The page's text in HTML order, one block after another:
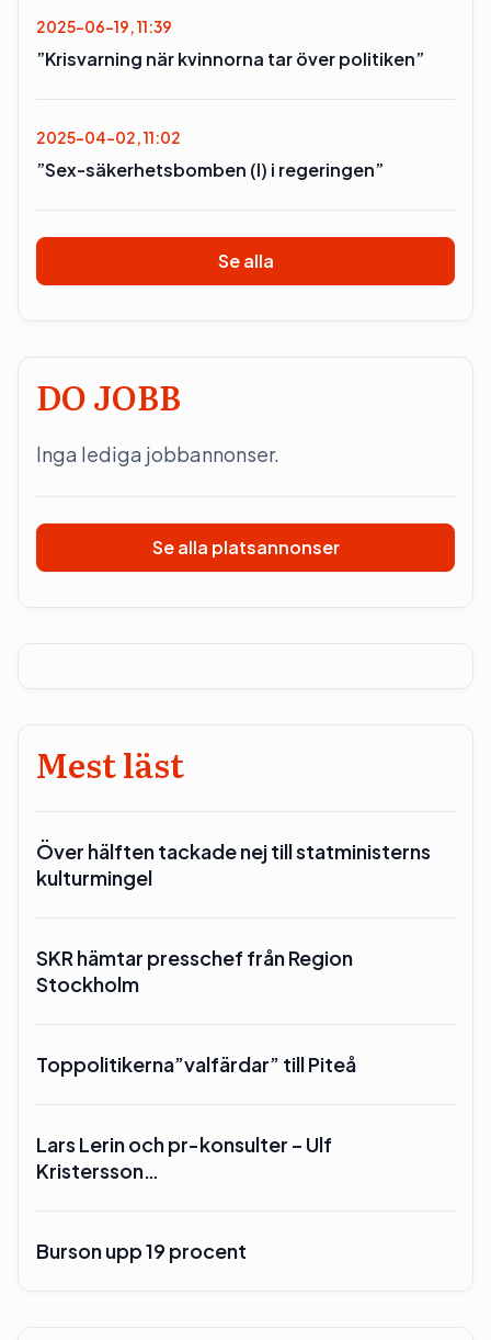
2025-06-19, 11:39
”Krisvarning när kvinnorna tar över politiken”
2025-04-02, 11:02
”Sex-säkerhetsbomben (l) i regeringen”
Se alla
DO JOBB
Inga lediga jobbannonser.
Se alla platsannonser
Mest läst
Över hälften tackade nej till statministerns
kulturmingel
SKR hämtar presschef från Region
Stockholm
Toppolitikerna”valfärdar” till Piteå
Lars Lerin och pr-konsulter – Ulf
Kristersson…
Burson upp 19 procent